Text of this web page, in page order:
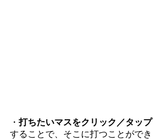
・打ちたいマスをクリック／タップ
することで、そこに打つことができ